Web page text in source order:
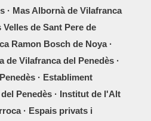
· Mas Albornà de Vilafranca
Velles de Sant Pere de
Ramon Bosch de Noya ·
de Vilafranca del Penedès ·
· Establiment
Penedès · Institut de l'Alt
· Espais privats i